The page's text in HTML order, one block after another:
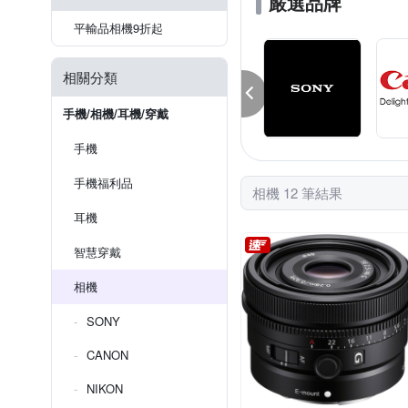
平輸品相機9折起
相關分類
手機/相機/耳機/穿戴
手機
手機福利品
耳機
智慧穿戴
相機
SONY
CANON
NIKON
相機 12 筆結果